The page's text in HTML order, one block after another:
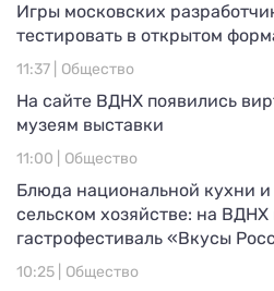
Игры московских
тестировать в открытом
11:37 | Общество
На сайте ВДНХ появились
музеям выставки
11:00 | Общество
Блюда национальной кухни и
сельском хозяйстве: на ВДНХ
гастрофестиваль «Вкусы
10:25 | Общество